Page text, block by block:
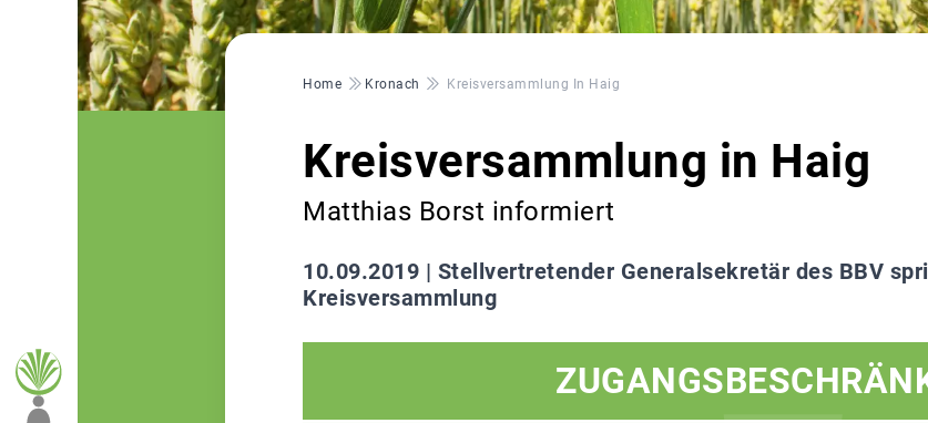
Pfadnavigation
Home Kronach Kreisversammlung In Haig
Kreisversammlung in Haig
Matthias Borst informiert
10.09.2019 | Stellvertretender Generalsekretär des BBV
Kreisversammlung